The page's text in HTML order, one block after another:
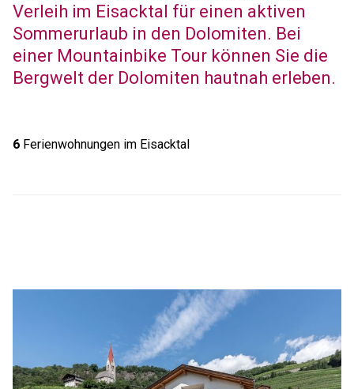
Verleih im Eisacktal für einen aktiven
Sommerurlaub in den Dolomiten. Bei
einer Mountainbike Tour können Sie die
Bergwelt der Dolomiten hautnah erleben.
6Ferienwohnungen im Eisacktal